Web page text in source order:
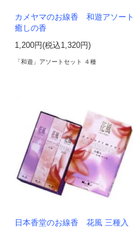
カメヤマのお線香 和遊アソート
癒しの香
1,200円(税込1,320円)
「和遊」アソートセット ４種
日本香堂のお線香 花風 三種入